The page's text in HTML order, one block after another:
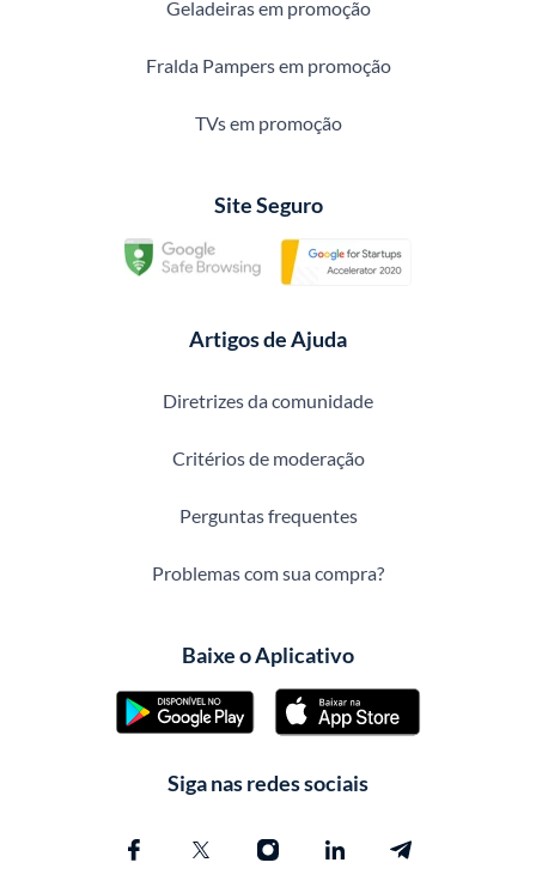
Geladeiras em promoção
Fralda Pampers em promoção
TVs em promoção
Site Seguro
Artigos de Ajuda
Diretrizes da comunidade
Critérios de moderação
Perguntas frequentes
Problemas com sua compra?
Baixe o Aplicativo
Siga nas redes sociais